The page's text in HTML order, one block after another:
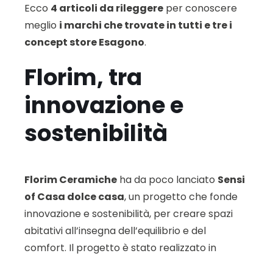
Ecco 4 articoli da rileggere per conoscere
meglio i marchi che trovate in tutti e tre i
concept store Esagono.
Florim, tra
innovazione e
sostenibilità
Florim Ceramiche ha da poco lanciato Sensi
of Casa dolce casa, un progetto che fonde
innovazione e sostenibilità, per creare spazi
abitativi all’insegna dell’equilibrio e del
comfort. Il progetto è stato realizzato in